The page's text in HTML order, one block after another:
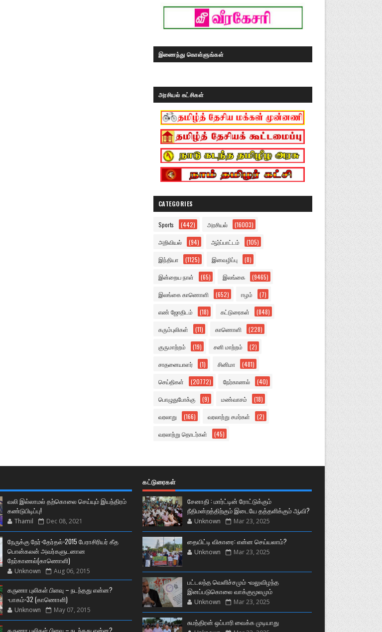
இணைந்து கொள்ளுங்கள்
அரசியல் கட்சிகள்
CATEGORIES
Sports (442) அரசியல் (16003)
அறிவியல் (94) ஆர்ப்பாட்டம் (105)
இந்தியா (1125) இனவழிப்பு (8)
இன்றைய நாள் (65) இலங்கை (9465)
இலங்கை காணொளி (652) ஈழம் (7)
எண் ஜோதிடம் (18) கட்டுரைகள் (848)
கரும்புலிகள் (11) காணொளி (228)
குருமாற்றம் (19) சனி மாற்றம் (2)
சாதனையாளர் (1) சினிமா (481)
செய்திகள் (20772) நேர்காணல் (40)
பொழுதுபோக்கு (9) மண்வாசம் (18)
வரலாறு (166) வரலாற்று சமர்கள் (2)
வரலாற்று தொடர்கள் (45)
வலி இல்லாமல் தற்கொலை செய்யும் இயந்திரம்
கண்டுபிடிப்பு!
Thamil Dec 08, 2021
நேருக்கு நேர்-தேர்தல்-2015 பேராசிரியர் கீத
பொன்கலன் அவர்களுடனான
நேர்காணல்(காணொளி)
Unknown Aug 06, 2015
கருணா புலிகள் பிளவு – நடந்தது என்ன?
-பாகம்-32 (காணொளி)
Unknown May 07, 2015
கருணா புலிகள் பிளவு – நடந்தது என்ன?
கட்டுரைகள்
சேனாதி : மார்ட்டின் ரோட்டுக்கும்
நீதிமன்றத்திற்கும் இடையே தத்தளிக்கும் ஆவி?
Unknown Mar 23, 2025
தையிட்டி விகாரை: என்ன செய்யலாம்?
Unknown Mar 23, 2025
பட்டலந்த வெளிச்சமும் -வலுவிழந்த
இனப்படுகொலை வாக்குமூலமும்
Unknown Mar 23, 2025
சுமந்திரன் ஒப்பாரி வைக்க முடியாது